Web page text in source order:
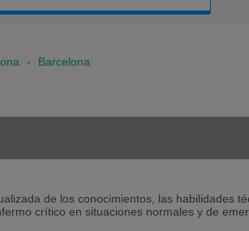
- Barcelona
de los conocimientos, las habilidades
crítico en situaciones normales y de